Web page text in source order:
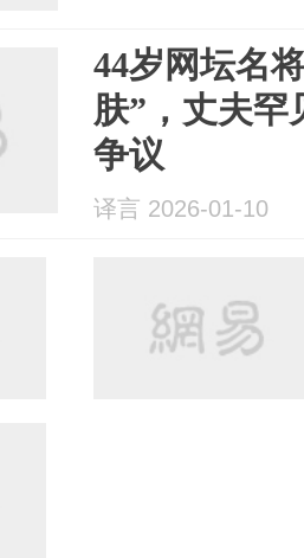
44岁网坛名
肤”，丈夫罕
争议
译言 2026-01-10